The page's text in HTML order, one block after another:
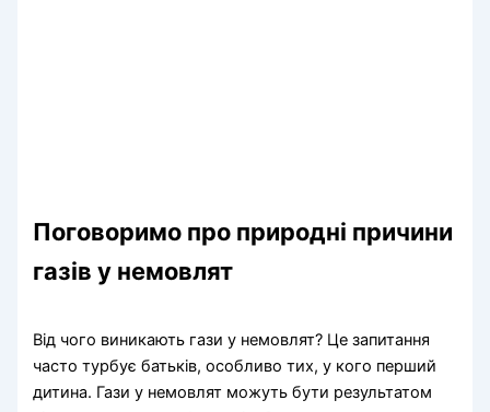
Поговоримо про природні причини
газів у немовлят
Від чого виникають гази у немовлят? Це запитання
часто турбує батьків, особливо тих, у кого перший
дитина. Гази у немовлят можуть бути результатом